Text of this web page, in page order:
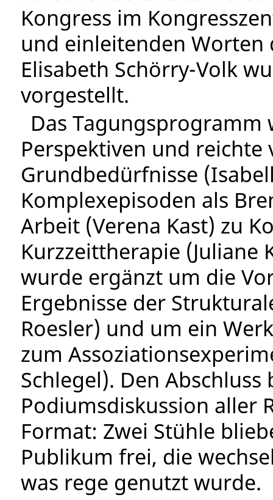
Kongress im
und einleitenden Worten
Elisabeth Schörry-Volk
vorgestellt.
Das
Perspektiven und
Grundbedürfnisse
Komplexepisoden als
Arbeit (Verena Kast) zu
Kurzzeittherapie (Juliane
wurde ergänzt um die
Ergebnisse der
Roesler) und um ein
zum
Schlegel). Den
Podiumsdiskussion aller
Format: Zwei Stühle
Publikum frei, die
was rege genutzt wurde.